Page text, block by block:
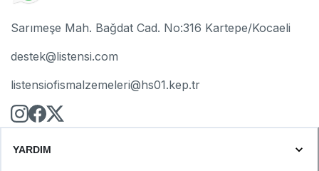
Sarımeşe Mah. Bağdat Cad. No:316 Kartepe/Kocaeli
destek@listensi.com
listensiofismalzemeleri@hs01.kep.tr
YARDIM